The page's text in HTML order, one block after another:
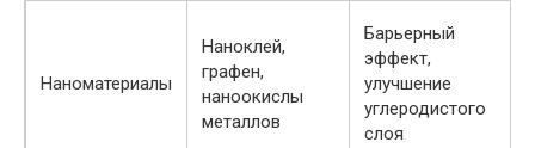
Наноматериалы
Наноклей,
графен,
наноокислы
металлов
Барьерный
эффект,
улучшение
углеродистого
слоя